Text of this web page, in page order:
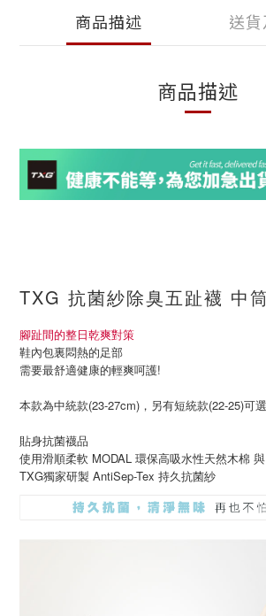
商品描述 送
商品描述
TXG 抗菌紗除臭五趾襪 中
腳趾間的整日乾爽對策
鞋內包裏悶熱的足部
需要最舒適健康的輕爽呵護!
本款為中統款(23-27cm)，另有短統款(22-25)可選
貼身抗菌襪品
使用滑順柔軟 MODAL 環保高吸水性天然木棉 與
TXG獨家研製 AntiSep-Tex 持久抗菌紗